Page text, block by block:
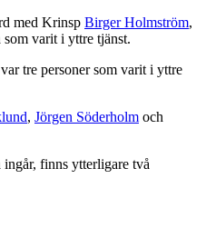
med Krinsp Birger Holmström,
varit i yttre tjänst.
tre personer som varit i yttre
, Jörgen Söderholm och
finns ytterligare två